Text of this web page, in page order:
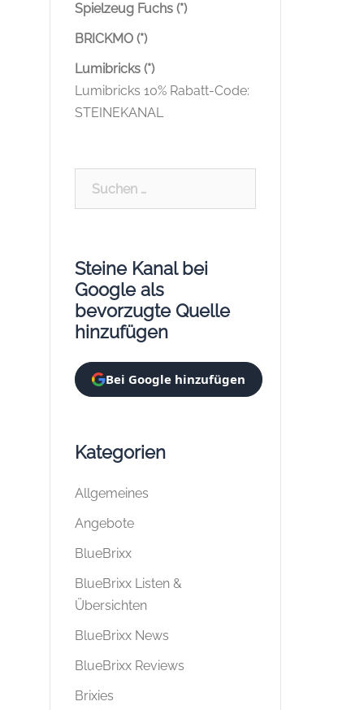
Spielzeug Fuchs (*)
BRICKMO (*)
Lumibricks (*)
Lumibricks 10% Rabatt-Code:
STEINEKANAL
Steine Kanal bei
Google als
bevorzugte Quelle
hinzufügen
Bei Google hinzufügen
Kategorien
Allgemeines
Angebote
BlueBrixx
BlueBrixx Listen &
Übersichten
BlueBrixx News
BlueBrixx Reviews
Brixies